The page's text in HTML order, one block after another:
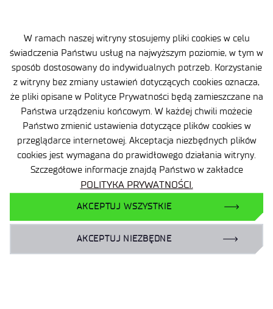
W ramach naszej witryny stosujemy pliki cookies w celu
świadczenia Państwu usług na najwyższym poziomie, w tym w
sposób dostosowany do indywidualnych potrzeb. Korzystanie
z witryny bez zmiany ustawień dotyczących cookies oznacza,
że pliki opisane w Polityce Prywatności będą zamieszczane na
Państwa urządzeniu końcowym. W każdej chwili możecie
Państwo zmienić ustawienia dotyczące plików cookies w
przeglądarce internetowej. Akceptacja niezbędnych plików
cookies jest wymagana do prawidłowego działania witryny.
Szczegółowe informacje znajdą Państwo w zakładce
POLITYKA PRYWATNOŚCI.
AKCEPTUJ WSZYSTKIE
AKCEPTUJ NIEZBĘDNE
Ogrody Doświadczeń
Branżowy Punkt Kontaktowy
BIP
Deklaracja dostępności
Polityka prywatności
Mapa serwisu
Sieć Eduroam
Dla biznesu: